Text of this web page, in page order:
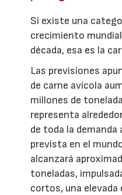
Si existe una
crecimiento
década, esa es la
Las previsiones
de carne avícola
millones de
representa
de toda la demanda
prevista en el
alcanzará
toneladas,
cortos, una